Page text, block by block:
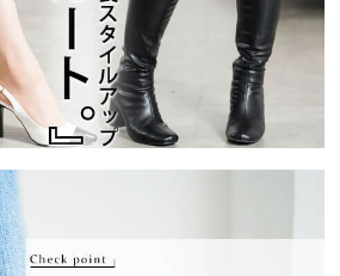
い！ゴムの伸びも思ったより伸び
に楽に履けます。こちらで商品を
、思った以上に良い品を思った
良かったです！